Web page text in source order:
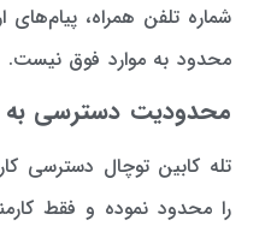
شماره تلفن همراه،
محدود به موارد فوق نیست.
محدودیت دسترسی به
تله کابین توچال دسترسی
را محدود نموده و فقط